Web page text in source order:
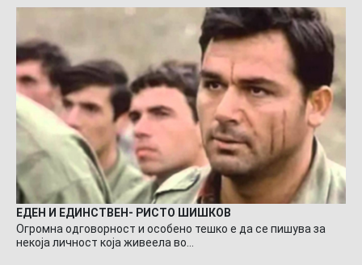
ЕДЕН И ЕДИНСТВЕН- РИСТО ШИШКОВ
Огромна одговорност и особено тешко е да се пишува за
некоја личност која живеела во…